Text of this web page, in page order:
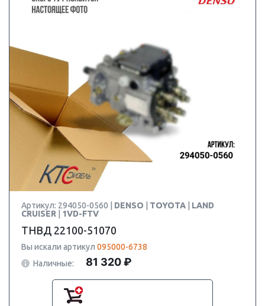
Артикул: 294050-0560 | DENSO TOYOTA
LAND
CRUISER
1VD-FTV
ТНВД 22100-51070
Вы искали артикул 095000-6738
Наличные:
81 320 ₽